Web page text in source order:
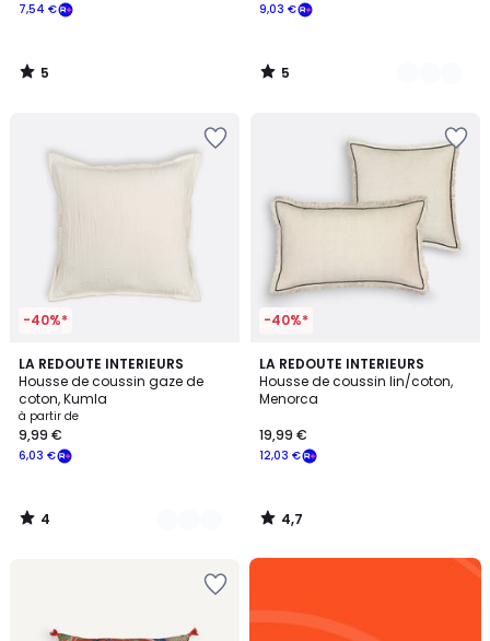
7,54 €
5
/
9,03 €
5
/
-40%*
LA REDOUTE INTERIEURS
Housse de coussin gaze de
coton, Kumla
à partir de
6,03 €
9,99 €
4
/
5
8
Couleurs
4
/
-40%*
LA REDOUTE INTERIEURS
Housse de coussin lin/coton,
Menorca
12,03 €
19,99 €
4,7
/ 5
4,7
/
Alma
sans